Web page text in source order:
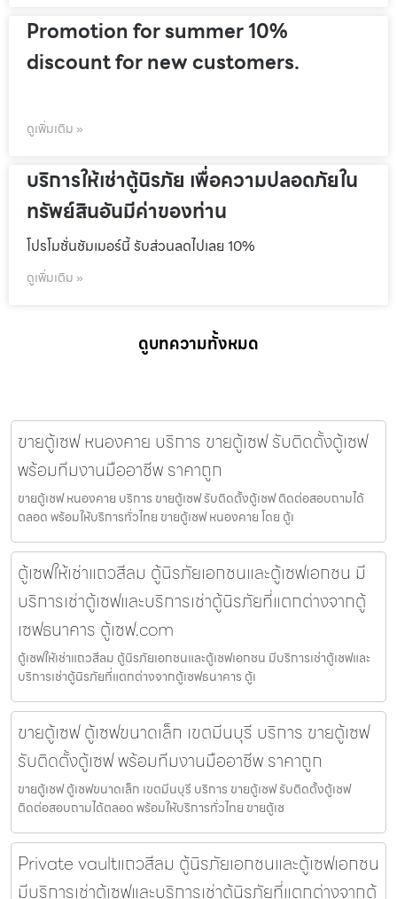
Promotion for summer 10%
discount for new customers.
ดูเพิ่มเติม »
บริการให้เช่าตู้นิรภัย เพื่อความปลอดภัยใน
ทรัพย์สินอันมีค่าของท่าน
โปรโมชั่นชัมเมอร์นี้ รับส่วนลดไปเลย 10%
ดูเพิ่มเติม »
ดูบทความทั้งหมด
ขายตู้เซฟ หนองคาย บริการ ขายตู้เซฟ รับติดตั้งตู้เซฟ
พร้อมทีมงานมืออาชีพ ราคาถูก
ขายตู้เซฟ หนองคาย บริการ ขายตู้เซฟ รับติดตั้งตู้เซฟ ติดต่อสอบถามได้
ตลอด พร้อมให้บริการทั่วไทย ขายตู้เซฟ หนองคาย โดย ตู้เ
ตู้เซฟให้เช่าแถวสีลม ตู้นิรภัยเอกชนและตู้เซฟเอกชน มี
บริการเช่าตู้เซฟและบริการเช่าตู้นิรภัยที่แตกต่างจากตู้
เซฟธนาคาร ตู้เซฟ.com
ตู้เซฟให้เช่าแถวสีลม ตู้นิรภัยเอกชนและตู้เซฟเอกชน มีบริการเช่าตู้เซฟและ
บริการเช่าตู้นิรภัยที่แตกต่างจากตู้เซฟธนาคาร ตู้เ
ขายตู้เซฟ ตู้เซฟขนาดเล็ก เขตมีนบุรี บริการ ขายตู้เซฟ
รับติดตั้งตู้เซฟ พร้อมทีมงานมืออาชีพ ราคาถูก
ขายตู้เซฟ ตู้เซฟขนาดเล็ก เขตมีนบุรี บริการ ขายตู้เซฟ รับติดตั้งตู้เซฟ
ติดต่อสอบถามได้ตลอด พร้อมให้บริการทั่วไทย ขายตู้เซ
Private vaultแถวสีลม ตู้นิรภัยเอกชนและตู้เซฟเอกชน
มีบริการเช่าตู้เซฟและบริการเช่าตู้นิรภัยที่แตกต่างจากตู้